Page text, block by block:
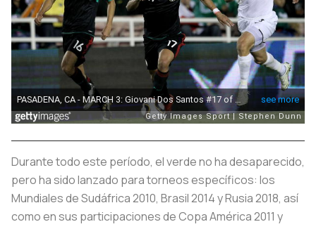
Durante todo este período, el verde no ha desaparecido,
pero ha sido lanzado para torneos específicos: los
Mundiales de Sudáfrica 2010, Brasil 2014 y Rusia 2018, así
como en sus participaciones de Copa América 2011 y